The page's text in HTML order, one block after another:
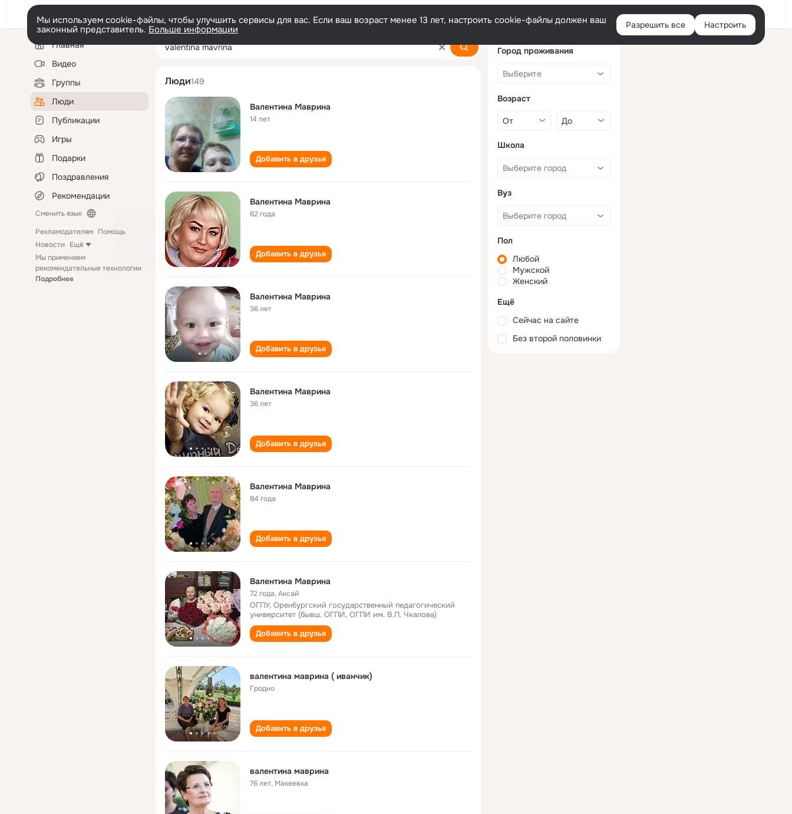
Войти
Мы используем cookie-файлы, чтобы улучшить сервисы для вас. Если ваш возраст менее 13 лет, настроить cookie-файлы должен ваш
законный представитель. Больше информации Разрешить все Настроить
Левая
колонкаГлавная
Видео
Группы
Люди
Публикации
Игры
Подарки
Поздравления
Рекомендации
Сменить язык
Рекламодателям Помощь
Новости Ещё
Мы применяем
рекомендательные технологии
Подробнее
valentina mavrina
Люди149
Валентина Маврина
14 лет
Добавить в друзья
Валентина Маврина
62 года
Добавить в друзья
Валентина Маврина
36 лет
Добавить в друзья
Валентина Маврина
36 лет
Добавить в друзья
Валентина Маврина
84 года
Добавить в друзья
Валентина Маврина
72 года,Аксай
ОГПУ, Оренбургский государственный педагогический
университет (бывш. ОГПИ, ОГПИ им. В.П. Чкалова)
Добавить в друзья
валентина маврина ( иванчик)
Гродно
Добавить в друзья
валентина маврина
76 лет, Макеевка
Город проживания
Возраст
Школа
Вуз
Пол
Любой
Мужской
Женский
Ещё
Сейчас на сайте
Без второй половинки